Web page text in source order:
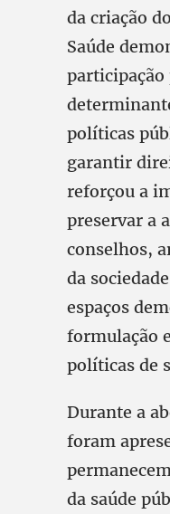
da criação
Saúde
políticas
garantir
reforçou a
preservar a
conselhos,
da
espaços
formulação
políticas de
Durante a
foram
da saúde